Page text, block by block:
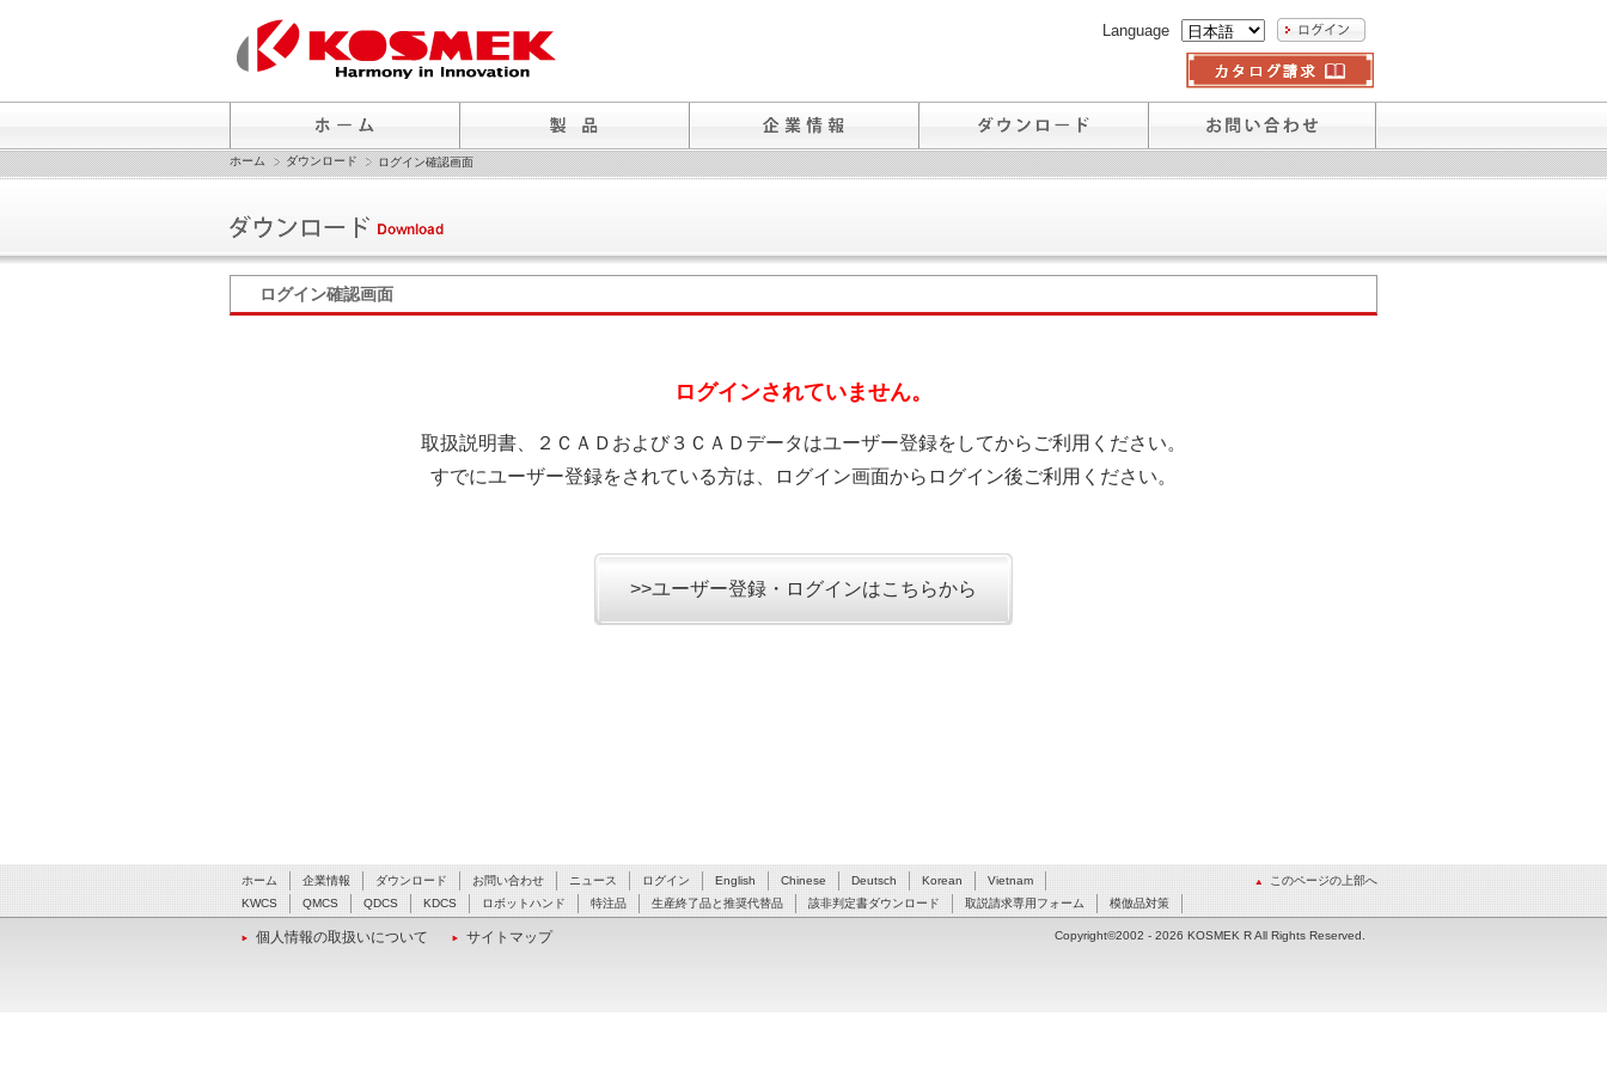
Language
ホーム ダウンロード ログイン確認画面
ログイン確認画面
ログインされていません。
取扱説明書、２ＣＡＤおよび３ＣＡＤデータはユーザー登録をしてからご利用ください。
すでにユーザー登録をされている方は、ログイン画面からログイン後ご利用ください。
>>ユーザー登録・ログインはこちらから
このページの上部へ
ホーム 企業情報 ダウンロード お問い合わせ ニュース ログイン English Chinese Deutsch Korean
Vietnam
KWCS
QMCS QDCS KDCS ロボットハンド 特注品 生産終了品と推奨代替品 該非判定書ダウンロード 取説請求専用フォーム 模倣品対策
個人情報の取扱いについて サイトマップ Copyright©2002 - 2026 KOSMEK R All Rights Reserved.